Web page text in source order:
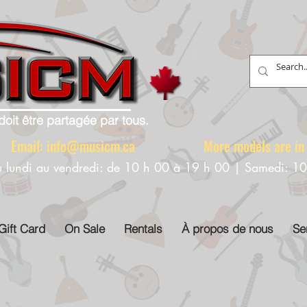
être partagée par tous.
Email: info@musicm.ca More models are in
lundi au vendredi: de 10 h 00 à 19 h 00 | Samedi:
Card On Sale Rentals À propos de nous